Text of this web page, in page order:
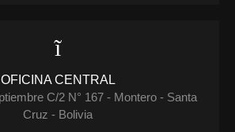
OFICINA CENTRAL
C/2 N° 167 - Montero - Santa
Cruz - Bolivia